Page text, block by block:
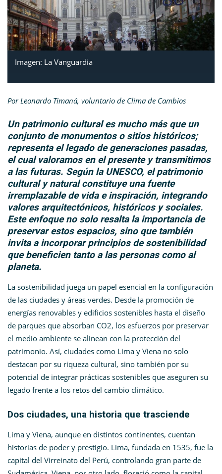
Imagen: La Vanguardia
Por Leonardo Timaná, voluntario de Clima de Cambios
Un patrimonio cultural es mucho más que un
conjunto de monumentos o sitios históricos;
representa el legado de generaciones pasadas,
el cual valoramos en el presente y transmitimos
a las futuras. Según la UNESCO, el patrimonio
cultural y natural constituye una fuente
irremplazable de vida e inspiración, integrando
valores arquitectónicos, históricos y sociales.
Este enfoque no solo resalta la importancia de
preservar estos espacios, sino que también
invita a incorporar principios de sostenibilidad
que beneficien tanto a las personas como al
planeta.
La sostenibilidad juega un papel esencial en la configuración
de las ciudades y áreas verdes. Desde la promoción de
energías renovables y edificios sostenibles hasta el diseño
de parques que absorban CO2, los esfuerzos por preservar
el medio ambiente se alinean con la protección del
patrimonio. Así, ciudades como Lima y Viena no solo
destacan por su riqueza cultural, sino también por su
potencial de integrar prácticas sostenibles que aseguren su
legado frente a los retos del cambio climático.
Dos ciudades, una historia que trasciende
Lima y Viena, aunque en distintos continentes, cuentan
historias de poder y prestigio. Lima, fundada en 1535, fue la
capital del Virreinato del Perú, controlando gran parte de